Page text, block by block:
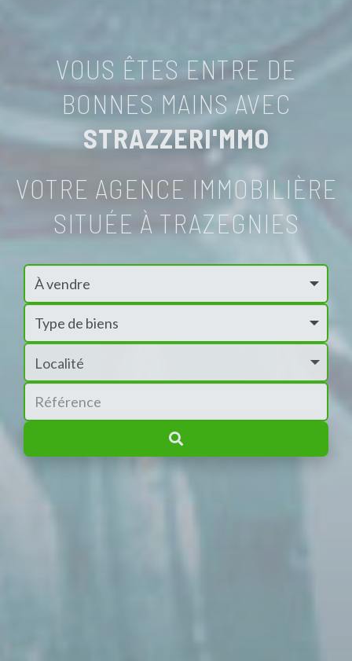
VOUS ÊTES ENTRE DE
BONNES MAINS AVEC
STRAZZERI'MMO
VOTRE AGENCE IMMOBILIÈRE
SITUÉE À TRAZEGNIES
Localité